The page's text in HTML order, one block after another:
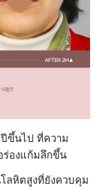
ปีขึ้นไป ที่ความ
ร่องแก้มลึกขึ้น
ลหิตสูงที่ยังควบคุม